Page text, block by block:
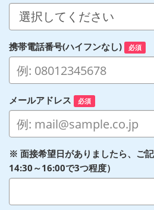
携帯電話番号(ハイフンなし) 必須
メールアドレス 必須
※ 面接希望日がありましたら、ご
14:30～16:00で3つ程度）